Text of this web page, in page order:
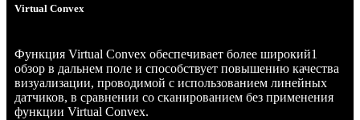
Virtual Convex
Функция Virtual Convex обеспечивает более широкий1
обзор в дальнем поле и способствует повышению качества
визуализации, проводимой с использованием линейных
датчиков, в сравнении со сканированием без применения
функции Virtual Convex.